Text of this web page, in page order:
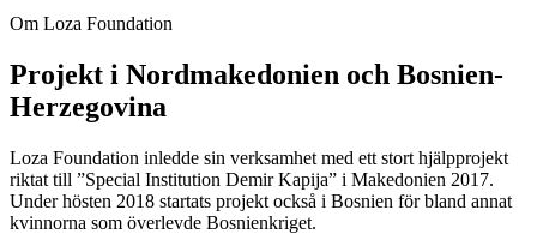
Om Loza Foundation
Projekt i Nordmakedonien och Bosnien-
Herzegovina
Loza Foundation inledde sin verksamhet med ett stort hjälpprojekt
riktat till ”Special Institution Demir Kapija” i Makedonien 2017.
Under hösten 2018 startats projekt också i Bosnien för bland annat
kvinnorna som överlevde Bosnienkriget.